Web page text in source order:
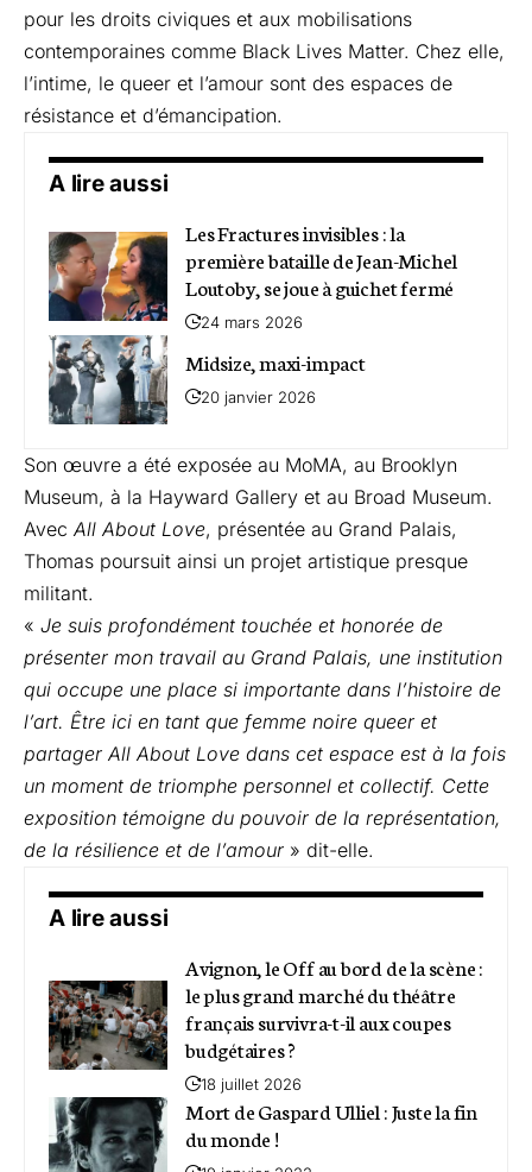
pour les droits civiques et aux mobilisations
contemporaines comme Black Lives Matter. Chez elle,
l’intime, le queer et l’amour sont des espaces de
résistance et d’émancipation.
A lire aussi
Les Fractures invisibles : la
première bataille de Jean-Michel
Loutoby, se joue à guichet fermé
24 mars 2026
Midsize, maxi-impact
20 janvier 2026
Son œuvre a été exposée au MoMA, au Brooklyn
Museum, à la Hayward Gallery et au Broad Museum.
Avec All About Love, présentée au Grand Palais,
Thomas poursuit ainsi un projet artistique presque
militant.
« Je suis profondément touchée et honorée de
présenter mon travail au Grand Palais, une institution
qui occupe une place si importante dans l’histoire de
l’art. Être ici en tant que femme noire queer et
partager All About Love dans cet espace est à la fois
un moment de triomphe personnel et collectif. Cette
exposition témoigne du pouvoir de la représentation,
de la résilience et de l’amour » dit-elle.
A lire aussi
Avignon, le Off au bord de la scène :
le plus grand marché du théâtre
français survivra-t-il aux coupes
budgétaires ?
18 juillet 2026
Mort de Gaspard Ulliel : Juste la fin
du monde !